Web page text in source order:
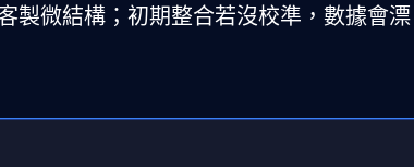
製微結構；初期整合若沒校準，數據會